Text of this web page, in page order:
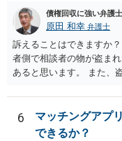
債権回収に強い弁護士
原田 和幸 弁護士
訴えることはできますか
者側で相談者の物が盗ま
あると思います。 また、
や物の時価相当額の請求
す。
6
マッチングアプ
できるか？